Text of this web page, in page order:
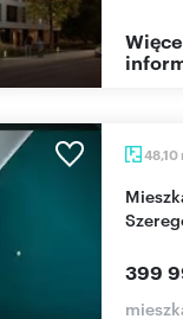
48,10
Mieszkanie 48 m² z klimatyzacją (Płock, Szarych
399